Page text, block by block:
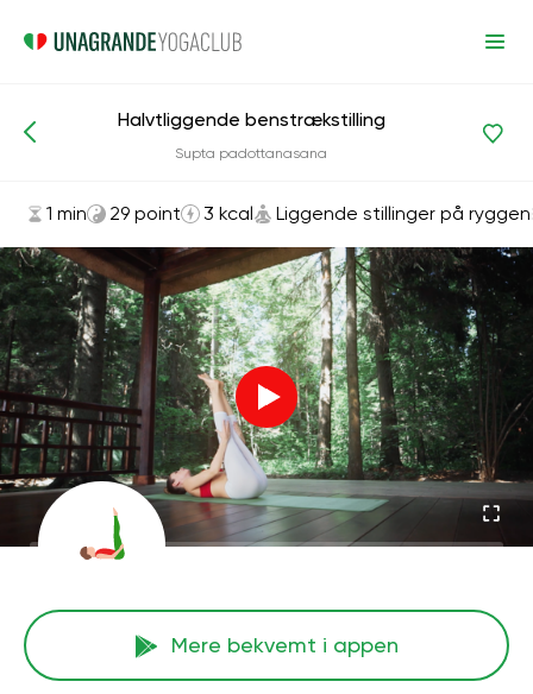
Asanas og øvelser Liggende stillinger på ryggen
Halvtliggende benstrækstilling
Supta padottanasana
1 min 29 point 3 kcal Liggende stillinger på ryggen
Mere bekvemt i appen